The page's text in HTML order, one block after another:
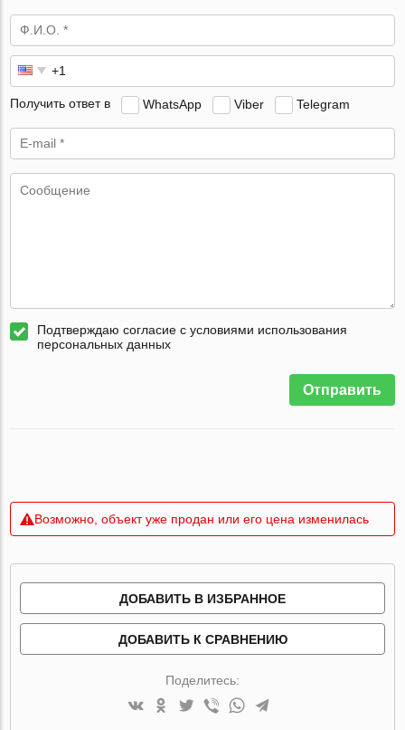
Получить ответ в WhatsApp Viber Telegram
Подтверждаю согласие с условиями использования
персональных данных
Отправить
Возможно, объект уже продан или его цена изменилась
ДОБАВИТЬ В ИЗБРАННОЕ
ДОБАВИТЬ К СРАВНЕНИЮ
Поделитесь: